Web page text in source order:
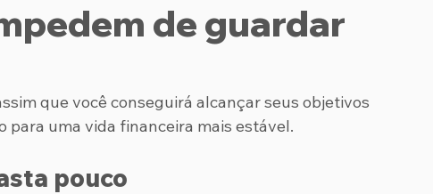
de guardar
que você conseguirá alcançar seus objetivos
para uma vida financeira mais estável.
pouco